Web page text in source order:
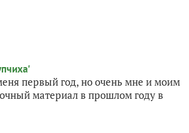
первый год, но очень мне и моим
материал в прошлом году в